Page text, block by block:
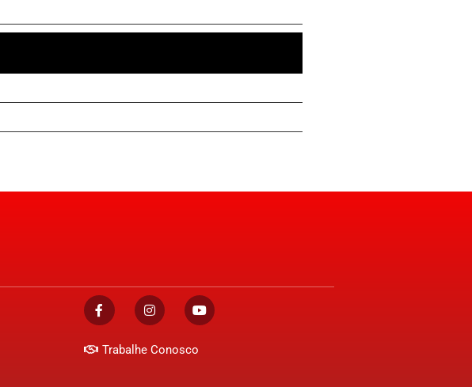
Trabalhe Conosco